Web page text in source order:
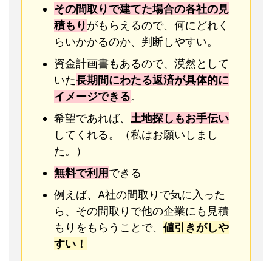
その間取りで建てた場合の各社の見
積もりがもらえるので、何にどれく
らいかかるのか、判断しやすい。
資金計画書もあるので、漠然として
いた長期間にわたる返済が具体的に
イメージできる。
希望であれば、 土地探しもお手伝い
してくれる。（私はお願いしまし
た。）
無料で利用できる
例えば、A社の間取りで気に入った
ら、その間取りで他の企業にも見積
もりをもらうことで、 値引きがしや
すい！